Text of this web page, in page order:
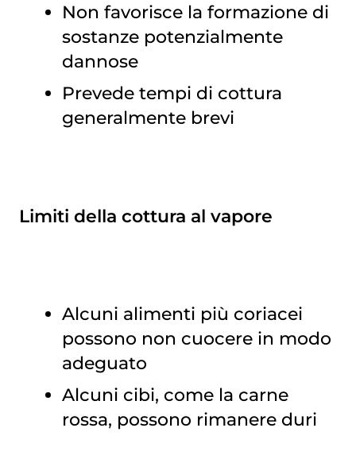
Non favorisce la formazione di
sostanze potenzialmente
dannose
Prevede tempi di cottura
generalmente brevi
Limiti della cottura al vapore
Alcuni alimenti più coriacei
possono non cuocere in modo
adeguato
Alcuni cibi, come la carne
rossa, possono rimanere duri